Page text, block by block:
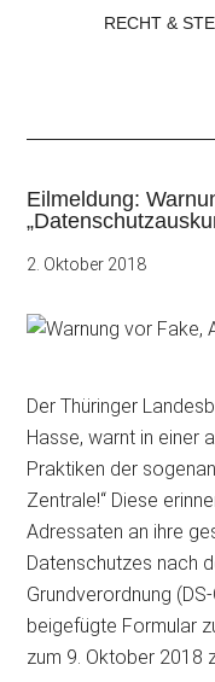
RECHT &
Eilmeldung:
2. Oktober 2018
Der Thüringer
Hasse, warnt in einer
Praktiken der
Zentrale!“ Diese
Adressaten an ihre
Datenschutzes nach
Grundverordnung
beigefügte Formular
zum 9. Oktober 2018